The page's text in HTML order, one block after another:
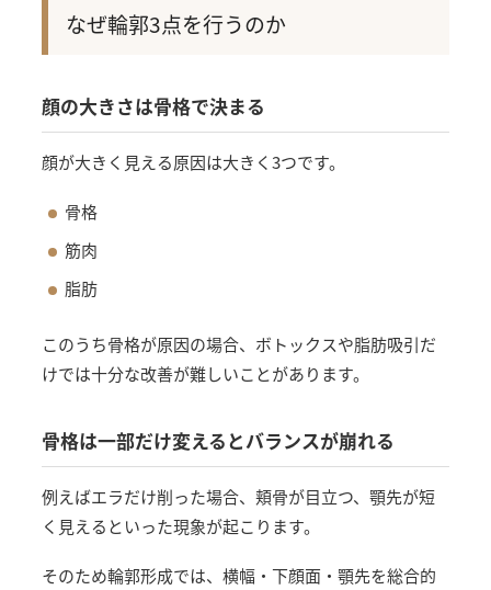
なぜ輪郭3点を行うのか
顔の大きさは骨格で決まる
顔が大きく見える原因は大きく3つです。
骨格
筋肉
脂肪
このうち骨格が原因の場合、ボトックスや脂肪吸引だ
けでは十分な改善が難しいことがあります。
骨格は一部だけ変えるとバランスが崩れる
例えばエラだけ削った場合、頬骨が目立つ、顎先が短
く見えるといった現象が起こります。
そのため輪郭形成では、横幅・下顔面・顎先を総合的